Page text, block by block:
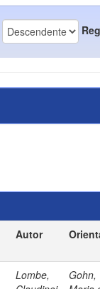
Autor
Lombe,
Gohn,